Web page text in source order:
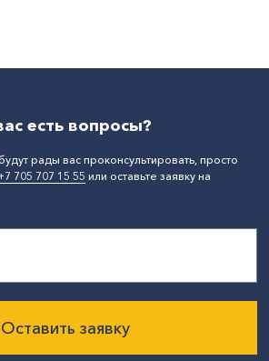
есть вопросы?
рады вас проконсультировать, просто
705 707 15 55 или оставьте заявку на
Оставить заявку